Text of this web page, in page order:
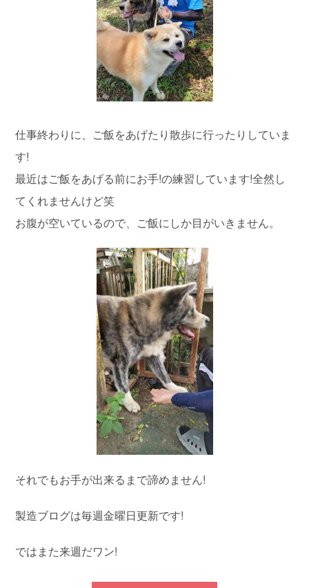
仕事終わりに、ご飯をあげたり散歩に行ったりしていま
す!
最近はご飯をあげる前にお手!の練習しています!全然し
てくれませんけど笑
お腹が空いているので、ご飯にしか目がいきません。
それでもお手が出来るまで諦めません!
製造ブログは毎週金曜日更新です!
ではまた来週だワン!